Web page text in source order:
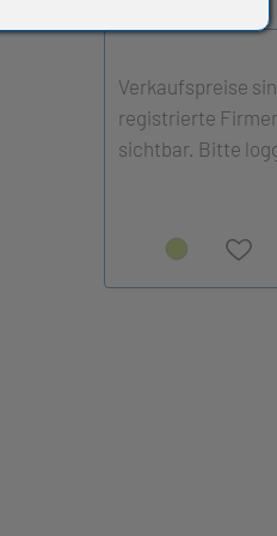
Verkaufspreise
registrierte
sichtbar. Bitte